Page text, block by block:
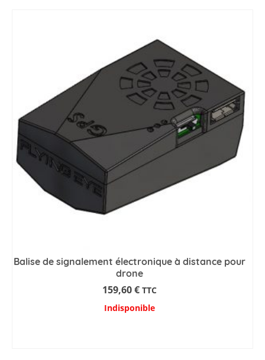
Balise de signalement électronique à distance pour
drone
159,60€ TTC
Indisponible